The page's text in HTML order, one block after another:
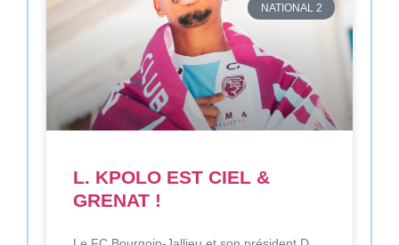
NATIONAL 2
L. KPOLO EST CIEL &
GRENAT !